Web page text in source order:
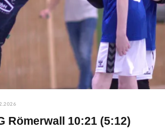
Römerwall 10:21 (5:12)